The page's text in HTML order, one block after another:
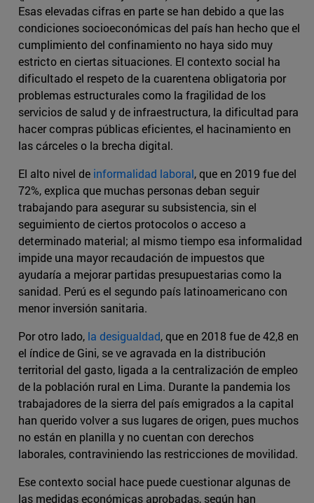
Esas elevadas cifras en parte se han debido a que las
condiciones socioeconómicas del país han hecho que el
cumplimiento del confinamiento no haya sido muy
estricto en ciertas situaciones. El contexto social ha
dificultado el respeto de la cuarentena obligatoria por
problemas estructurales como la fragilidad de los
servicios de salud y de infraestructura, la dificultad para
hacer compras públicas eficientes, el hacinamiento en
las cárceles o la brecha digital.
El alto nivel de informalidad laboral, que en 2019 fue del
72%, explica que muchas personas deban seguir
trabajando para asegurar su subsistencia, sin el
seguimiento de ciertos protocolos o acceso a
determinado material; al mismo tiempo esa informalidad
impide una mayor recaudación de impuestos que
ayudaría a mejorar partidas presupuestarias como la
sanidad. Perú es el segundo país latinoamericano con
menor inversión sanitaria.
Por otro lado, la desigualdad, que en 2018 fue de 42,8 en
el índice de Gini, se ve agravada en la distribución
territorial del gasto, ligada a la centralización de empleo
de la población rural en Lima. Durante la pandemia los
trabajadores de la sierra del país emigrados a la capital
han querido volver a sus lugares de origen, pues muchos
no están en planilla y no cuentan con derechos
laborales, contraviniendo las restricciones de movilidad.
Ese contexto social hace puede cuestionar algunas de
las medidas económicas aprobadas, según han